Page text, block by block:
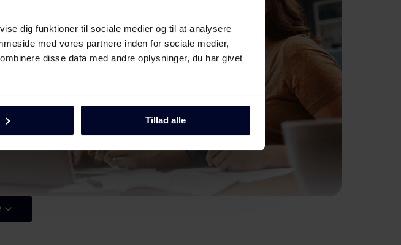
dig funktioner til sociale medier og til at analysere
med vores partnere inden for sociale medier,
disse data med andre oplysninger, du har givet
Tillad alle